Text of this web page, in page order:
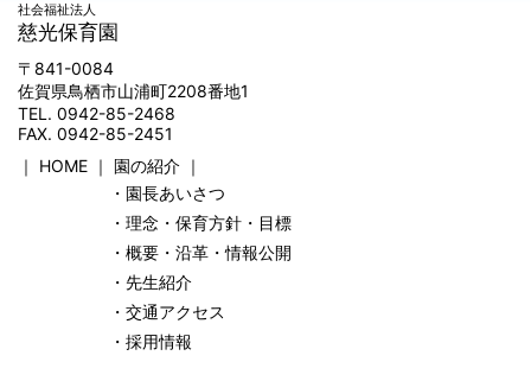
社会福祉法人
慈光保育園
〒841-0084
佐賀県鳥栖市山浦町2208番地1
TEL. 0942-85-2468
FAX. 0942-85-2451
｜ HOME ｜ 園の紹介 ｜
・園長あいさつ
・理念・保育方針・目標
・概要・沿革・情報公開
・先生紹介
・交通アクセス
・採用情報